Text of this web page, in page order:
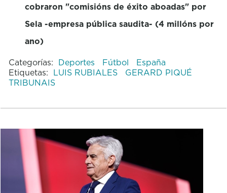
cobraron "comisións de éxito aboadas" por
Sela -empresa pública saudita- (4 millóns por
ano)
Categorías: Deportes Fútbol
España
Etiquetas: LUIS RUBIALES
GERARD PIQUÉ
TRIBUNAIS